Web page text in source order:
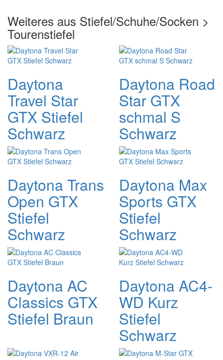
Weiteres aus Stiefel/Schuhe/Socken >
Tourenstiefel
Daytona
Travel Star
GTX Stiefel
Schwarz
Daytona Road
Star GTX
schmal S
Schwarz
Daytona Trans
Open GTX
Stiefel
Schwarz
Daytona Max
Sports GTX
Stiefel
Schwarz
Daytona AC
Classics GTX
Stiefel Braun
Daytona AC4-
WD Kurz
Stiefel
Schwarz